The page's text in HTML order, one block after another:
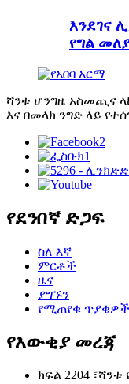
እንደገና
የግል
ሻንቱ ሆንግዜ አስመጪና
እና በመላክ ንግድ ላይ
የደንበኛ ድጋፍ
ስለ እኛ
ምርቶች
ዜና
ያግኙን
የሚጠየቁ ጥያቄዎች
የእውቂያ መረጃ
ክፍል 2204